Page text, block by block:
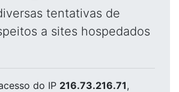
tentativas de
a sites hospedados
do IP 216.73.216.71,